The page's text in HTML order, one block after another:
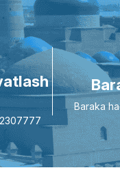
Baraka